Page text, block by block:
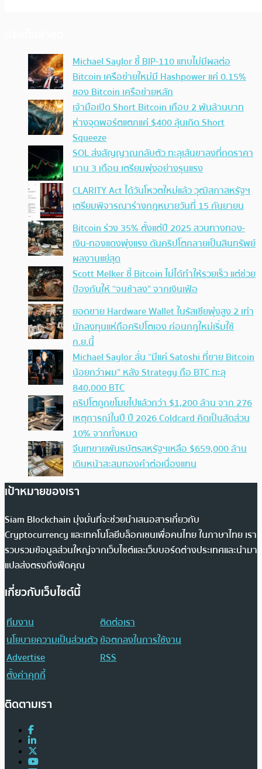
Michael Saylor ชี้ BIP-110 แทบไม่มีผลต่อ
Bitcoin เครือข่ายใหม่มี Hashpower แค่ 0.15%
ของ Bitcoin เครือข่ายหลัก
เจ้ามือเปิด Short Bitcoin เกือบ 2 พันล้านบาท
ห่างจุดพอร์ตแตกแค่ $400 ลุ้นเกิด Short
Squeeze
SOL ส่งสัญญาณกลับตัว ทะลุเส้นขาลงที่กดราคา
นาน 3 เดือน เตรียมพุ่งอย่างรุนแรง
CLARITY Act ได้วันโหวตใหม่แล้ว วุฒิสภาสหรัฐฯ
เตรียมพิจารณาร่างกฎหมายวันที่ 15 กันยายน
Bitcoin ร่วง 35% ตั้งแต่ปี 2025 สวนทางทอง-
เงิน-ทองแดงพุ่งแรง ดันคริปโตกลายเป็นสินทรัพย์
ผลงานแย่สุด
Scott Melker ชี้ Bitcoin ไม่ได้ทำให้รวยเร็ว แต่ช่วย
ป้องกันให้ “จนช้าลง” จากเงินเฟ้อ
ยอดขาย Hardware Wallet ในรัสเซียพุ่งสูง 2 เท่า
นักลงทุนแห่ถือคริปโตเอง ก่อนกฎใหม่เริ่มใช้
ก.ย.นี้
Michael Saylor ลั่น “มีแค่ Satoshi ที่ขาย Bitcoin
น้อยกว่าผม” หลัง Strategy ถือ BTC ทะลุ
840,000 BTC
คริปโตถูกขโมยไปแล้วกว่า $1,200 ล้าน จาก 276
เหตุการณ์ในปี ปี 2026 Coldcard คิดเป็นสัดส่วน
10% จากทั้งหมด
จีนเทขายพันธบัตรสหรัฐฯเหลือ $659,000 ล้าน
เดินหน้าสะสมทองคำต่อเนื่องแทน
เป้าหมายของเรา
Siam Blockchain มุ่งมั่นที่จะช่วยนำเสนอสารเกี่ยวกับ
Cryptocurrency และเทคโนโลยีบล็อกเชนเพื่อคนไทย ในภาษาไทย เรา
รวบรวมข้อมูลส่วนใหญ่จากเว็บไซต์และเว็บบอร์ดต่างประเทศและนำมา
แปลส่งตรงถึงฟีดคุณ
เกี่ยวกับเว็บไซต์นี้
ทีมงาน
ติดต่อเรา
นโยบายความเป็นส่วนตัวข้อตกลงในการใช้งาน
Advertise
RSS
ตั้งค่าคุกกี้
ติดตามเรา